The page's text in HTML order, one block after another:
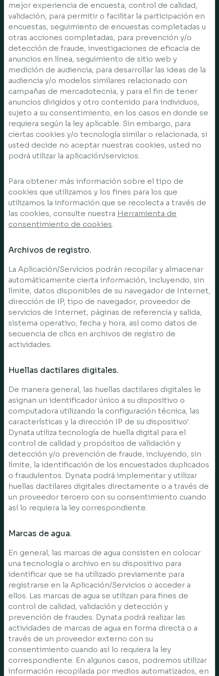
mejor experiencia de encuesta, control de calidad,
validación, para permitir o facilitar la participación en
encuestas, seguimiento de encuestas completadas u
otras acciones completadas, para prevención y/o
detección de fraude, investigaciones de eficacia de
anuncios en línea, seguimiento de sitio web y
medición de audiencia, para desarrollar las ideas de la
audiencia y/o modelos similares relacionado con
campañas de mercadotecnia, y para el fin de tener
anuncios dirigidos y otro contenido para individuos,
sujeto a su consentimiento, en los casos en donde se
requiera según la ley aplicable. Sin embargo, para
ciertas cookies y/o tecnología similar o relacionada, si
usted decide no aceptar nuestras cookies, usted no
podrá utilizar la aplicación/servicios.
Para obtener más información sobre el tipo de
cookies que utilizamos y los fines para los que
utilizamos la información que se recolecta a través de
las cookies, consulte nuestra Herramienta de
consentimiento de cookies.
Archivos de registro.
La Aplicación/Servicios podrán recopilar y almacenar
automáticamente cierta información, incluyendo, sin
límite, datos disponibles de su navegador de Internet,
dirección de IP, tipo de navegador, proveedor de
servicios de Internet, páginas de referencia y salida,
sistema operativo, fecha y hora, así como datos de
secuencia de clics en archivos de registro de
actividades.
Huellas dactilares digitales.
De manera general, las huellas dactilares digitales le
asignan un identificador único a su dispositivo o
computadora utilizando la configuración técnica, las
características y la dirección IP de su dispositivo'.
Dynata utiliza tecnología de huella digital para el
control de calidad y propósitos de validación y
detección y/o prevención de fraude, incluyendo, sin
límite, la identificación de los encuestados duplicados
o fraudulentos. Dynata podrá implementar y utilizar
huellas dactilares digitales directamente o a través de
un proveedor tercero con su consentimiento cuando
así lo requiera la ley correspondiente.
Marcas de agua.
En general, las marcas de agua consisten en colocar
una tecnología o archivo en su dispositivo para
identificar que se ha utilizado previamente para
registrarse en la Aplicación/Servicios o acceder a
ellos. Las marcas de agua se utilizan para fines de
control de calidad, validación y detección y
prevención de fraudes. Dynata podrá realizar las
actividades de marcas de agua en forma directa o a
través de un proveedor externo con su
consentimiento cuando así lo requiera la ley
correspondiente. En algunos casos, podremos utilizar
información recopilada por medios automatizados, en